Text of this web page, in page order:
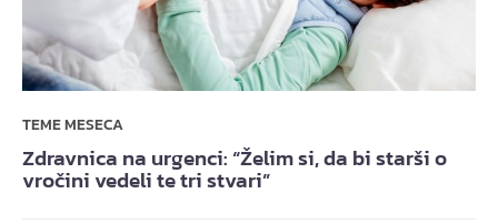
TEME MESECA
Zdravnica na urgenci: “Želim si, da bi starši o
vročini vedeli te tri stvari”